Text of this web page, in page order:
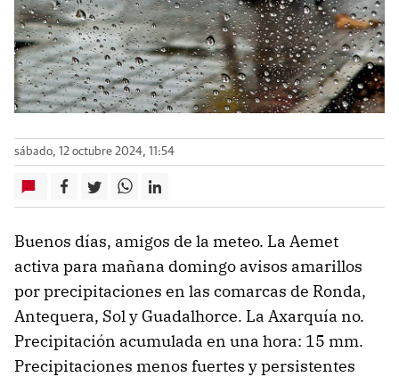
sábado, 12 octubre 2024, 11:54
Buenos días, amigos de la meteo. La Aemet
activa para mañana domingo avisos amarillos
por precipitaciones en las comarcas de Ronda,
Antequera, Sol y Guadalhorce. La Axarquía no.
Precipitación acumulada en una hora: 15 mm.
Precipitaciones menos fuertes y persistentes